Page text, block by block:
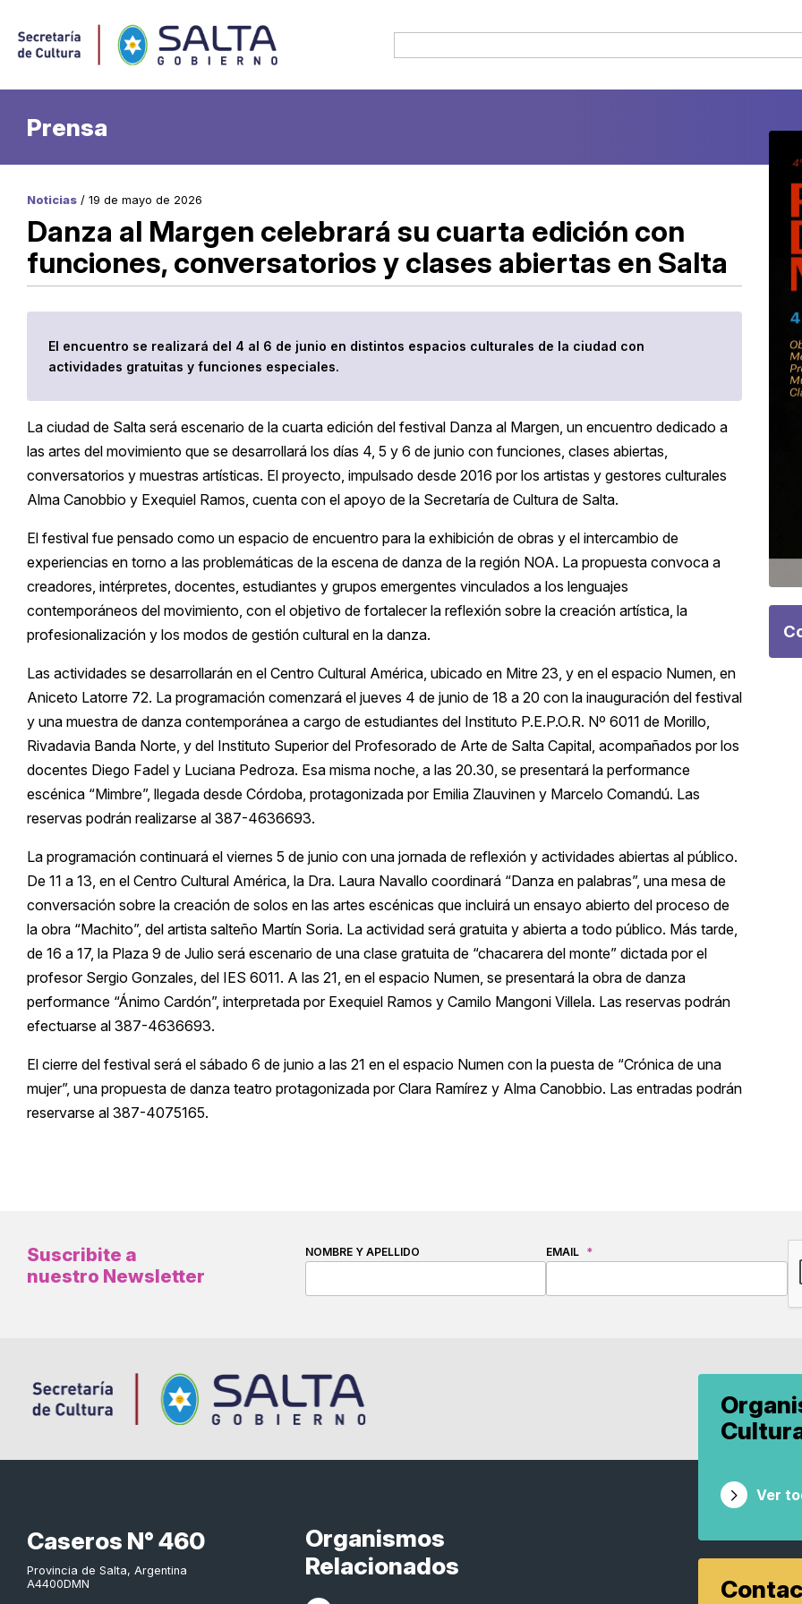
Prensa
Noticias / 19 de mayo de 2026
Danza al Margen celebrará su cuarta edición con
funciones, conversatorios y clases abiertas en Salta
El encuentro se realizará del 4 al 6 de junio en distintos espacios culturales de la ciudad con
actividades gratuitas y funciones especiales.
La ciudad de Salta será escenario de la cuarta edición del festival Danza al Margen, un encuentro dedicado a
las artes del movimiento que se desarrollará los días 4, 5 y 6 de junio con funciones, clases abiertas,
conversatorios y muestras artísticas. El proyecto, impulsado desde 2016 por los artistas y gestores culturales
Alma Canobbio y Exequiel Ramos, cuenta con el apoyo de la Secretaría de Cultura de Salta.
El festival fue pensado como un espacio de encuentro para la exhibición de obras y el intercambio de
experiencias en torno a las problemáticas de la escena de danza de la región NOA. La propuesta convoca a
creadores, intérpretes, docentes, estudiantes y grupos emergentes vinculados a los lenguajes
contemporáneos del movimiento, con el objetivo de fortalecer la reflexión sobre la creación artística, la
profesionalización y los modos de gestión cultural en la danza.
Las actividades se desarrollarán en el Centro Cultural América, ubicado en Mitre 23, y en el espacio Numen, en
Aniceto Latorre 72. La programación comenzará el jueves 4 de junio de 18 a 20 con la inauguración del festival
y una muestra de danza contemporánea a cargo de estudiantes del Instituto P.E.P.O.R. Nº 6011 de Morillo,
Rivadavia Banda Norte, y del Instituto Superior del Profesorado de Arte de Salta Capital, acompañados por los
docentes Diego Fadel y Luciana Pedroza. Esa misma noche, a las 20.30, se presentará la performance
escénica “Mimbre”, llegada desde Córdoba, protagonizada por Emilia Zlauvinen y Marcelo Comandú. Las
reservas podrán realizarse al 387-4636693.
La programación continuará el viernes 5 de junio con una jornada de reflexión y actividades abiertas al público.
De 11 a 13, en el Centro Cultural América, la Dra. Laura Navallo coordinará “Danza en palabras”, una mesa de
conversación sobre la creación de solos en las artes escénicas que incluirá un ensayo abierto del proceso de
la obra “Machito”, del artista salteño Martín Soria. La actividad será gratuita y abierta a todo público. Más tarde,
de 16 a 17, la Plaza 9 de Julio será escenario de una clase gratuita de “chacarera del monte” dictada por el
profesor Sergio Gonzales, del IES 6011. A las 21, en el espacio Numen, se presentará la obra de danza
performance “Ánimo Cardón”, interpretada por Exequiel Ramos y Camilo Mangoni Villela. Las reservas podrán
efectuarse al 387-4636693.
El cierre del festival será el sábado 6 de junio a las 21 en el espacio Numen con la puesta de “Crónica de una
mujer”, una propuesta de danza teatro protagonizada por Clara Ramírez y Alma Canobbio. Las entradas podrán
reservarse al 387-4075165.
Suscribite a
nuestro Newsletter
NOMBRE Y APELLIDO EMAIL *
Caseros N° 460
Provincia de Salta, Argentina
A4400DMN
Organismos
Relacionados
Ver